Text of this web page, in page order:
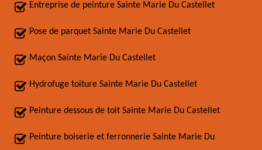
Entreprise de peinture Sainte Marie Du Castellet
Pose de parquet Sainte Marie Du Castellet
Maçon Sainte Marie Du Castellet
Hydrofuge toiture Sainte Marie Du Castellet
Peinture dessous de toit Sainte Marie Du Castellet
Peinture boiserie et ferronnerie Sainte Marie Du